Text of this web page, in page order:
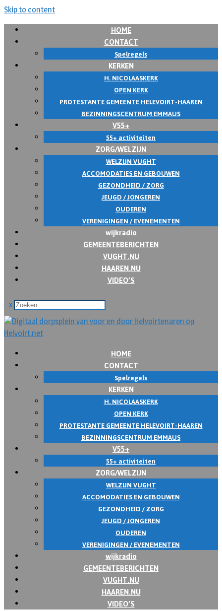
Skip to content
HOME
CONTACT
Spelregels
KERKEN
H. NICOLAASKERK
OPEN KERK
PROTESTANTE GEMEENTE HELEVOIRT-HAAREN
BEZINNINGSCENTRUM EMMAUS
V55+
55+ activiteiten
ZORG/WELZIJN
WELZIJN VUGHT
ACCOMODATIES EN GEBOUWEN
GEZONDHEID / ZORG
JEUGD / JONGEREN
OUDEREN
VERENIGINGEN / EVENEMENTEN
wijkradio
GEMEENTEBERICHTEN
VUGHT.NU
HAAREN.NU
VIDEO’S
x
HOME
CONTACT
Spelregels
KERKEN
H. NICOLAASKERK
OPEN KERK
PROTESTANTE GEMEENTE HELEVOIRT-HAAREN
BEZINNINGSCENTRUM EMMAUS
V55+
55+ activiteiten
ZORG/WELZIJN
WELZIJN VUGHT
ACCOMODATIES EN GEBOUWEN
GEZONDHEID / ZORG
JEUGD / JONGEREN
OUDEREN
VERENIGINGEN / EVENEMENTEN
wijkradio
GEMEENTEBERICHTEN
VUGHT.NU
HAAREN.NU
VIDEO’S